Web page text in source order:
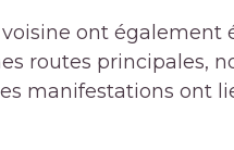
ont également
routes principales,
manifestations ont